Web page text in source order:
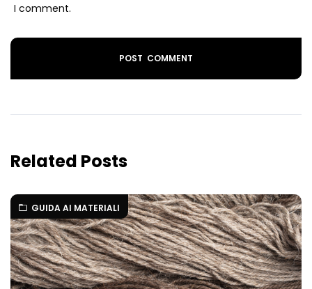
I comment.
Related Posts
GUIDA AI MATERIALI